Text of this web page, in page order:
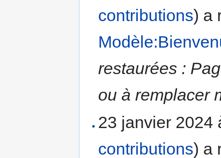
contributions) a
restaurées :
ou à remplacer
23 janvier 2024
contributions) a